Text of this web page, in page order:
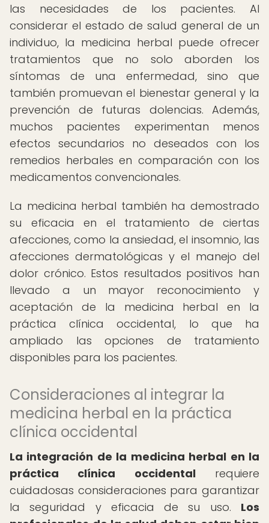
las necesidades de los pacientes. Al
considerar el estado de salud general de un
individuo, la medicina herbal puede ofrecer
tratamientos que no solo aborden los
síntomas de una enfermedad, sino que
también promuevan el bienestar general y la
prevención de futuras dolencias. Además,
muchos pacientes experimentan menos
efectos secundarios no deseados con los
remedios herbales en comparación con los
medicamentos convencionales.
La medicina herbal también ha demostrado
su eficacia en el tratamiento de ciertas
afecciones, como la ansiedad, el insomnio, las
afecciones dermatológicas y el manejo del
dolor crónico. Estos resultados positivos han
llevado a un mayor reconocimiento y
aceptación de la medicina herbal en la
práctica clínica occidental, lo que ha
ampliado las opciones de tratamiento
disponibles para los pacientes.
Consideraciones al integrar la
medicina herbal en la práctica
clínica occidental
La integración de la medicina herbal en la
práctica clínica occidentalrequiere
cuidadosas consideraciones para garantizar
la seguridad y eficacia de su uso. Los